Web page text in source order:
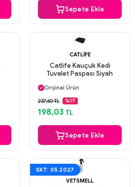
Sepete Ekle
CATLIFE
Catlife Kauçuk Kedi
Tuvalet Paspası Siyah
Aynı Gün Kargo
Orijinal Ürün
Güvenli Ödeme
Aynı Gün Kargo
237,60 TL %17
198,03 TL
Sepete Ekle
SKT: 05.2027
VETSMELL